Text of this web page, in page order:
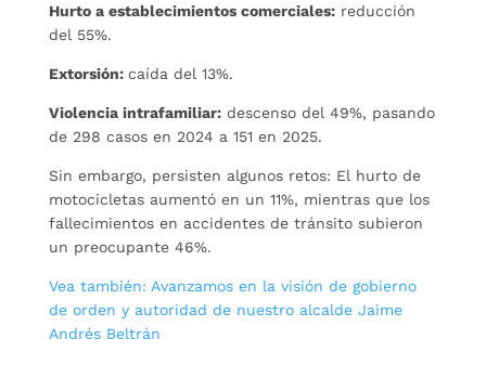
Hurto a establecimientos comerciales:reducción
del 55%.
Extorsión: caída del 13%.
Violencia intrafamiliar:descenso del 49%, pasando
de 298 casos en 2024 a 151 en 2025.
Sin embargo, persisten algunos retos: El hurto de
motocicletas aumentó en un 11%, mientras que los
fallecimientos en accidentes de tránsito subieron
un preocupante 46%.
Vea también: Avanzamos en la visión de gobierno
de orden y autoridad de nuestro alcalde Jaime
Andrés Beltrán